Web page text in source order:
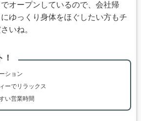
オープンしているので、会社帰
ゆっくり身体をほぐしたい方もチ
いね。
ション
ーでリラックス
い営業時間